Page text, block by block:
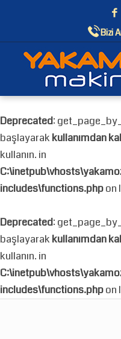
Bizi
Deprecated:
başlayarak kullanımdan
kullanın. in
includes\functions.phpon
Deprecated:
başlayarak kullanımdan
kullanın. in
includes\functions.phpon